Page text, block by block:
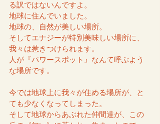
る訳ではないんですよ。
地球に住んでいました。
地球の、自然が美しい場所。
そしてエナジーが特別美味しい場所に、
我々は惹きつけられます。
人が『パワースポット』なんて呼ぶよう
な場所です。
今では地球上に我々が住める場所が、と
ても少なくなってしまった。
そして地球からあぶれた仲間達が、この